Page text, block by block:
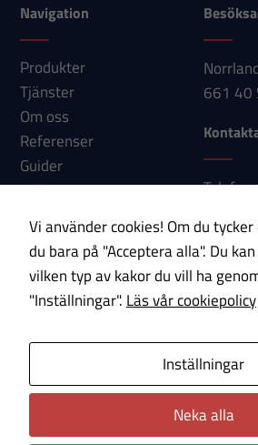
Navigation
Produkter
Tjänster
Om oss
Referenser
Guider
Nyheter
Kontakt
661 40
Prenumerera på vårt nyhetsbrev!
E-post
Om cookies
Vi använder cookies! Om du
du bara på "Acceptera alla". Du
vilken typ av kakor du vill ha
"Inställningar". Läs vår cookiepolicy
Inställningar
Neka alla
Om
att